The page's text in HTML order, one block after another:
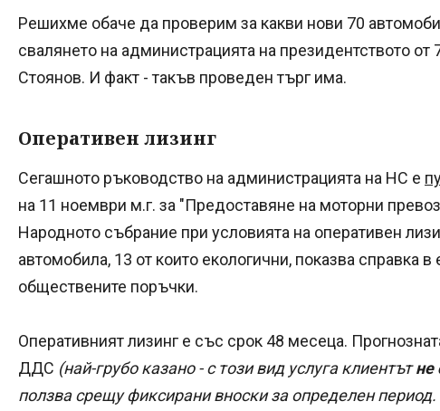
Решихме обаче да проверим за какви нови 70
свалянето на администрацията на президентството
Стоянов. И факт - такъв проведен търг има.
Оперативен лизинг
Сегашното ръководство на администрацията на НС е
на 11 ноември м.г. за "Предоставяне на моторни
Народното събрание при условията на оперативен
автомобила, 13 от които екологични, показва справка
обществените поръчки.
Оперативният лизинг е със срок 48 месеца.
ДДС (най-грубо казано - с този вид услуга клиентътне
ползва срещу фиксирани вноски за определен